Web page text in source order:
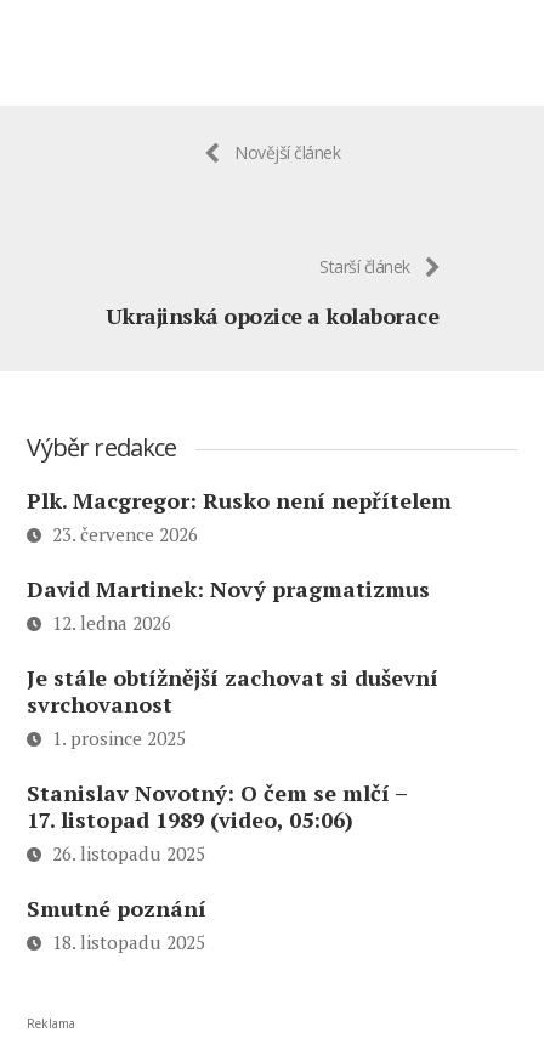
Novější článek
Starší článek
Ukrajinská opozice a kolaborace
Výběr redakce
Plk. Macgregor: Rusko není nepřítelem
23. července 2026
David Martinek: Nový pragmatizmus
12. ledna 2026
Je stále obtížnější zachovat si duševní
svrchovanost
1. prosince 2025
Stanislav Novotný: O čem se mlčí –
17. listopad 1989 (video, 05:06)
26. listopadu 2025
Smutné poznání
18. listopadu 2025
Reklama